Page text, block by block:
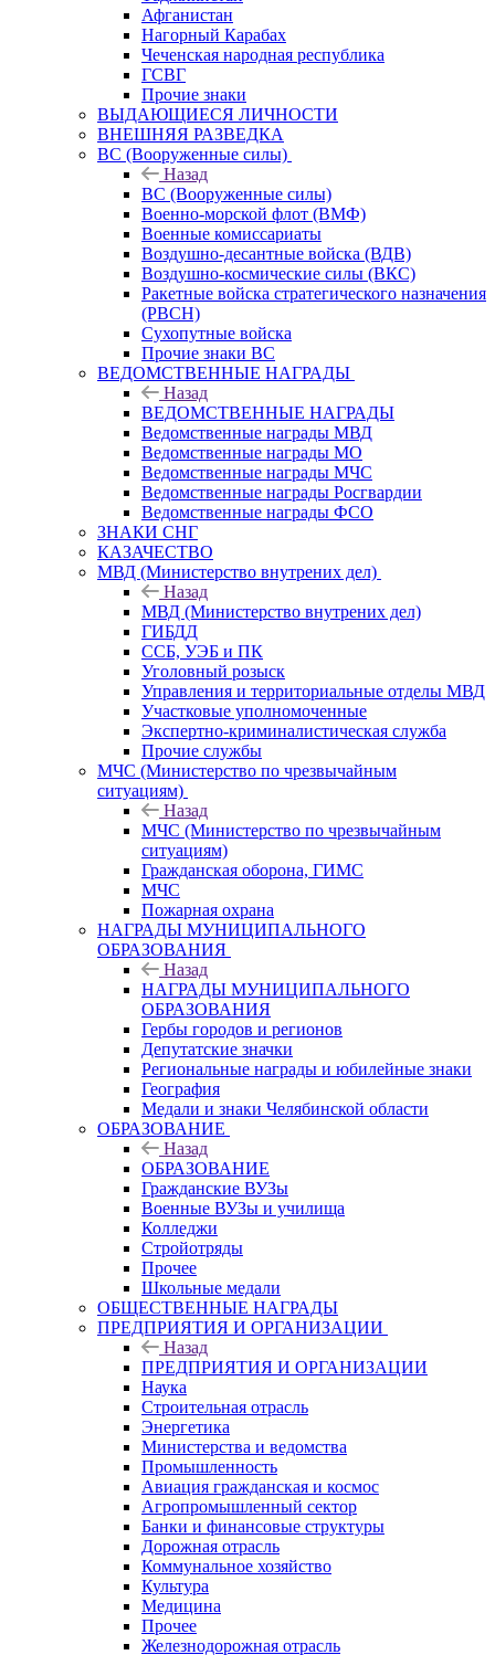
Афганистан
Нагорный Карабах
Чеченская народная республика
ГСВГ
Прочие знаки
ВЫДАЮЩИЕСЯ ЛИЧНОСТИ
ВНЕШНЯЯ РАЗВЕДКА
ВС (Вооруженные силы)
Назад
ВС (Вооруженные силы)
Военно-морской флот (ВМФ)
Военные комиссариаты
Воздушно-десантные войска (ВДВ)
Воздушно-космические силы (ВКС)
Ракетные войска стратегического назначения
(РВСН)
Сухопутные войска
Прочие знаки ВС
ВЕДОМСТВЕННЫЕ НАГРАДЫ
Назад
ВЕДОМСТВЕННЫЕ НАГРАДЫ
Ведомственные награды МВД
Ведомственные награды МО
Ведомственные награды МЧС
Ведомственные награды Росгвардии
Ведомственные награды ФСО
ЗНАКИ СНГ
КАЗАЧЕСТВО
МВД (Министерство внутрених дел)
Назад
МВД (Министерство внутрених дел)
ГИБДД
ССБ, УЭБ и ПК
Уголовный розыск
Управления и территориальные отделы МВД
Участковые уполномоченные
Экспертно-криминалистическая служба
Прочие службы
МЧС (Министерство по чрезвычайным
ситуациям)
Назад
МЧС (Министерство по чрезвычайным
ситуациям)
Гражданская оборона, ГИМС
МЧС
Пожарная охрана
НАГРАДЫ МУНИЦИПАЛЬНОГО
ОБРАЗОВАНИЯ
Назад
НАГРАДЫ МУНИЦИПАЛЬНОГО
ОБРАЗОВАНИЯ
Гербы городов и регионов
Депутатские значки
Региональные награды и юбилейные знаки
География
Медали и знаки Челябинской области
ОБРАЗОВАНИЕ
Назад
ОБРАЗОВАНИЕ
Гражданские ВУЗы
Военные ВУЗы и училища
Колледжи
Стройотряды
Прочее
Школьные медали
ОБЩЕСТВЕННЫЕ НАГРАДЫ
ПРЕДПРИЯТИЯ И ОРГАНИЗАЦИИ
Назад
ПРЕДПРИЯТИЯ И ОРГАНИЗАЦИИ
Наука
Строительная отрасль
Энергетика
Министерства и ведомства
Промышленность
Авиация гражданская и космос
Агропромышленный сектор
Банки и финансовые структуры
Дорожная отрасль
Коммунальное хозяйство
Культура
Медицина
Прочее
Железнодорожная отрасль